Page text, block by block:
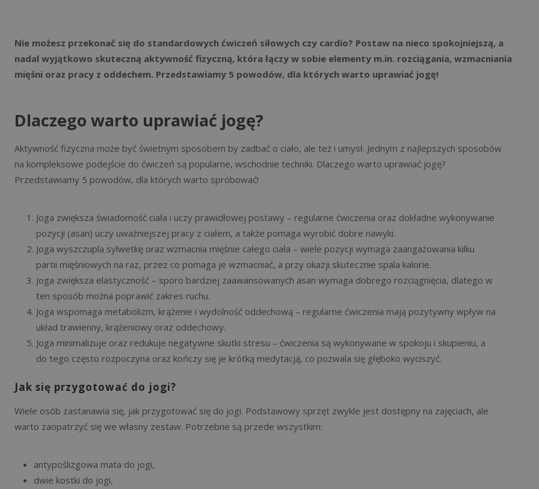
Nie możesz przekonać się do standardowych ćwiczeń siłowych czy cardio? Postaw na nieco spokojniejszą, a
nadal wyjątkowo skuteczną aktywność fizyczną, która łączy w sobie elementy m.in. rozciągania, wzmacniania
mięśni oraz pracy z oddechem. Przedstawiamy 5 powodów, dla których warto uprawiać jogę!
Dlaczego warto uprawiać jogę?
Aktywność fizyczna może być świetnym sposobem by zadbać o ciało, ale też i umysł. Jednym z najlepszych sposobów
na kompleksowe podejście do ćwiczeń są popularne, wschodnie techniki. Dlaczego warto uprawiać jogę?
Przedstawiamy 5 powodów, dla których warto spróbować!
Joga zwiększa świadomość ciała i uczy prawidłowej postawy – regularne ćwiczenia oraz dokładne wykonywanie
pozycji (asan) uczy uważniejszej pracy z ciałem, a także pomaga wyrobić dobre nawyki.
Joga wyszczupla sylwetkę oraz wzmacnia mięśnie całego ciała – wiele pozycji wymaga zaangażowania kilku
partii mięśniowych na raz, przez co pomaga je wzmacniać, a przy okazji skutecznie spala kalorie.
Joga zwiększa elastyczność – sporo bardziej zaawansowanych asan wymaga dobrego rozciągnięcia, dlatego w
ten sposób można poprawić zakres ruchu.
Joga wspomaga metabolizm, krążenie i wydolność oddechową – regularne ćwiczenia mają pozytywny wpływ na
układ trawienny, krążeniowy oraz oddechowy.
Joga minimalizuje oraz redukuje negatywne skutki stresu – ćwiczenia są wykonywane w spokoju i skupieniu, a
do tego często rozpoczyna oraz kończy się je krótką medytacją, co pozwala się głęboko wyciszyć.
Jak się przygotować do jogi?
Wiele osób zastanawia się, jak przygotować się do jogi. Podstawowy sprzęt zwykle jest dostępny na zajęciach, ale
warto zaopatrzyć się we własny zestaw. Potrzebne są przede wszystkim:
antypoślizgowa mata do jogi,
dwie kostki do jogi,